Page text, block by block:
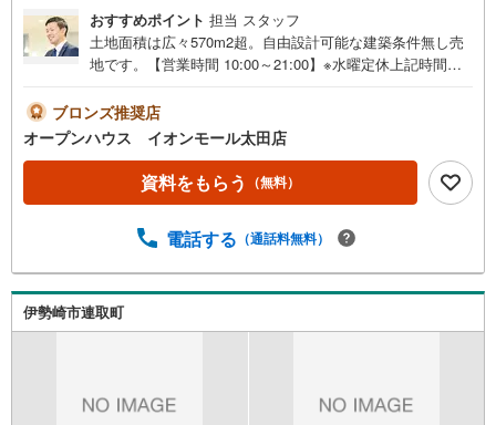
おすすめポイント 担当 スタッフ
土地面積は広々570m2超。自由設計可能な建築条件無し売
地です。【営業時間 10:00～21:00】※水曜定休上記時間は
絡ください！現地を見学される場合は「室内・現地を見学
する（無料）」ボタンよりご希望の日時をご記入いただけ
ますとスムーズにご案内が可能です。◎現地のご案内につ
いて・平日や夜遅い時間帯もご案内が可能 ※定休日を除
く・経験豊富なスタッフが物件詳細を丁寧にご説明いたし
します。・チャイルドシートのご用意ございます。◎個別F
大歓迎です！年間8000棟以上の限定物件を発表しているオ
ープンハウスだから出会える物件が多数ございます。ぜひ
ウス・ディベロップメントの物件
ブロンズ推奨店
オープンハウス イオンモール太田店
資料をもらう （無料）
電話する （通話料無料）
伊勢崎市連取町